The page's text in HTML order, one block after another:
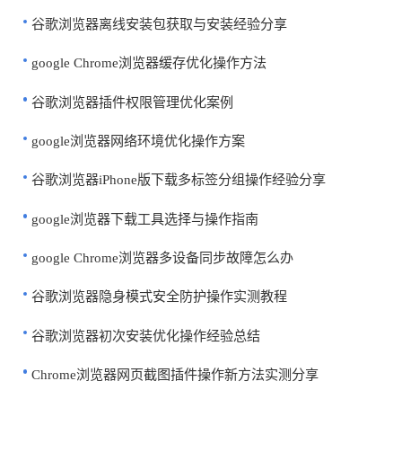
谷歌浏览器离线安装包获取与安装经验分享
google Chrome浏览器缓存优化操作方法
谷歌浏览器插件权限管理优化案例
google浏览器网络环境优化操作方案
谷歌浏览器iPhone版下载多标签分组操作经验分享
google浏览器下载工具选择与操作指南
google Chrome浏览器多设备同步故障怎么办
谷歌浏览器隐身模式安全防护操作实测教程
谷歌浏览器初次安装优化操作经验总结
Chrome浏览器网页截图插件操作新方法实测分享